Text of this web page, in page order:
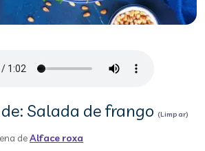
Salada de frango (Limpar)
deAlface roxa